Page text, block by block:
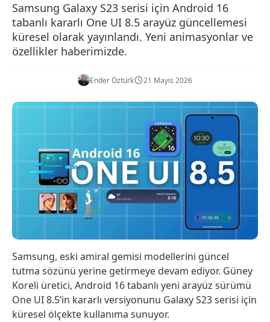
Samsung Galaxy S23 serisi için Android 16
tabanlı kararlı One UI 8.5 arayüz güncellemesi
küresel olarak yayınlandı. Yeni animasyonlar ve
özellikler haberimizde.
Ender Öztürk 21 Mayıs 2026
Samsung, eski amiral gemisi modellerini güncel
tutma sözünü yerine getirmeye devam ediyor. Güney
Koreli üretici, Android 16 tabanlı yeni arayüz sürümü
One UI 8.5’in kararlı versiyonunu Galaxy S23 serisi için
küresel ölçekte kullanıma sunuyor.